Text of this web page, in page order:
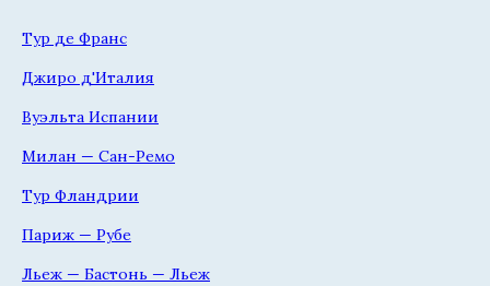
Тур де Франс
Джиро д'Италия
Вуэльта Испании
Милан — Сан-Ремо
Тур Фландрии
Париж — Рубе
Льеж — Бастонь — Льеж